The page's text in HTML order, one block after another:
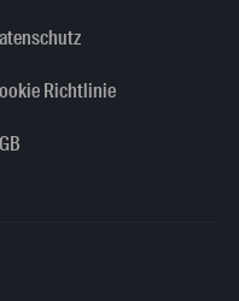
Richtlinie